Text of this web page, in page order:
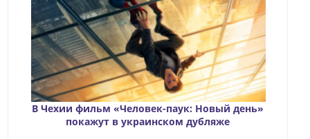
В Чехии фильм «Человек-паук: Новый день»
покажут в украинском дубляже